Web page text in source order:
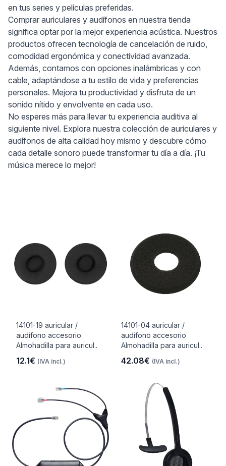
en tus series y películas preferidas.
Comprar auriculares y audífonos en nuestra tienda
significa optar por la mejor experiencia acústica. Nuestros
productos ofrecen tecnología de cancelación de ruido,
comodidad ergonómica y conectividad avanzada.
Además, contamos con opciones inalámbricas y con
cable, adaptándose a tu estilo de vida y preferencias
personales. Mejora tu productividad y disfruta de un
sonido nítido y envolvente en cada uso.
No esperes más para llevar tu experiencia auditiva al
siguiente nivel. Explora nuestra colección de auriculares y
audífonos de alta calidad hoy mismo y descubre cómo
cada detalle sonoro puede transformar tu día a día. ¡Tu
música merece lo mejor!
14101-19 auricular /
audífono accesorio
Almohadilla para auricul..
12.1€ (IVA incl.)
14101-04 auricular /
audífono accesorio
Almohadilla para auricul..
42.08€ (IVA incl.)